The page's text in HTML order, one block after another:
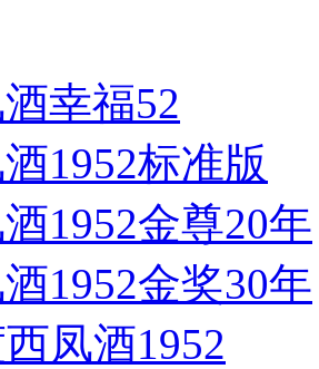
幸福52
1952标准版
1952金尊20年
1952金奖30年
凤酒1952